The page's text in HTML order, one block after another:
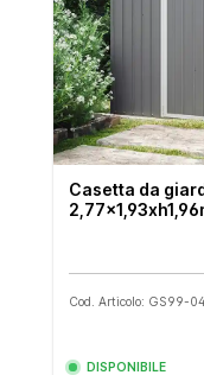
Casetta da
Cod. Articolo: GS99-
DISPONIBILE